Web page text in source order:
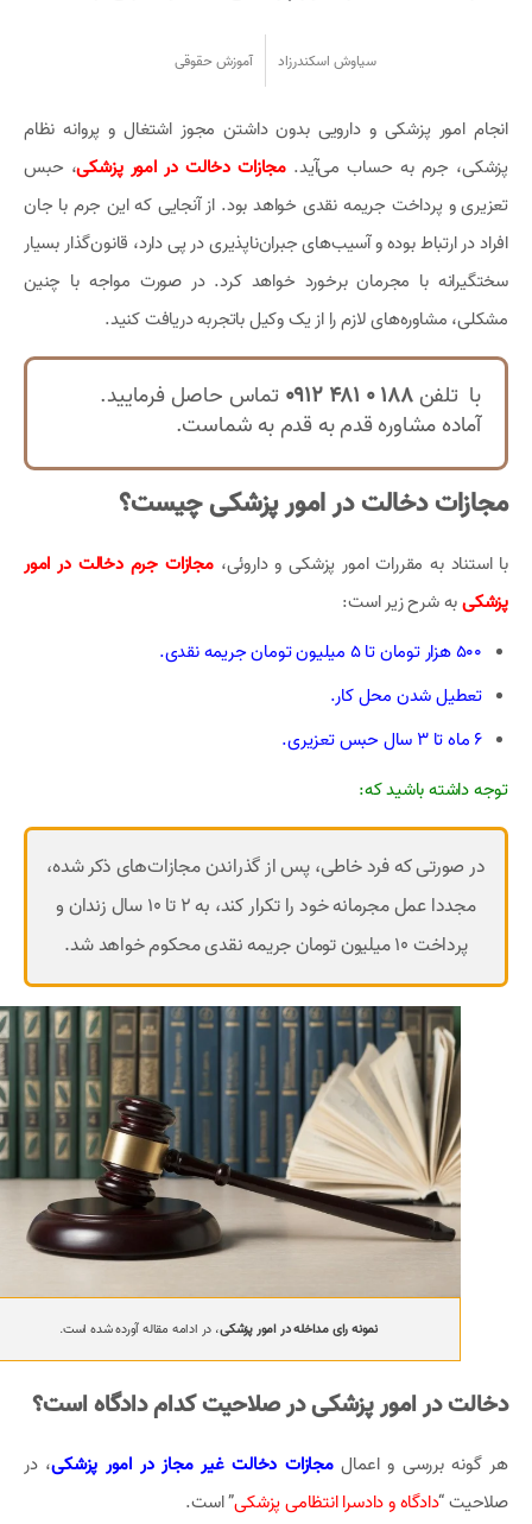
سیاوش اسکندرزاد آموزش حقوقی
انجام امور پزشکی و دارویی بدون داشتن مجوز اشتغال و پروانه نظام
پزشکی، جرم به حساب می‌آید. مجازات دخالت در امور پزشکی، حبس
تعزیری و پرداخت جریمه نقدی خواهد بود. از آنجایی که این جرم با جان
افراد در ارتباط بوده و آسیب‌های جبران‌ناپذیری در پی دارد، قانون‌گذار بسیار
سختگیرانه با مجرمان برخورد خواهد کرد. در صورت مواجه با چنین
مشکلی، مشاوره‌های لازم را از یک وکیل باتجربه دریافت کنید.
با تلفن188 0 481 0912
تماس حاصل فرمایید.
آماده مشاوره قدم به قدم به شماست.
مجازات دخالت در امور پزشکی چیست؟
با استناد به مقررات امور پزشکی و داروئی،مجازات جرم دخالت در امور
پزشکیبه شرح زیر است:
500 هزار تومان تا 5 میلیون تومان جریمه نقدی.
تعطیل شدن محل کار.
6 ماه تا 3 سال حبس تعزیری.
توجه داشته باشید که:
در صورتی که فرد خاطی، پس از گذراندن مجازات‌های ذکر شده،
مجددا عمل مجرمانه خود را تکرار کند، به 2 تا 10 سال زندان و
پرداخت 10 میلیون تومان جریمه نقدی محکوم خواهد شد.
نمونه رای مداخله در امور پزشکی، در ادامه مقاله آورده شده است.
دخالت در امور پزشکی در صلاحیت کدام دادگاه است؟
هر گونه بررسی و اعمالمجازات دخالت غیر مجاز در امور پزشکی، در
صلاحیت “دادگاه و دادسرا انتظامی پزشکی” است.